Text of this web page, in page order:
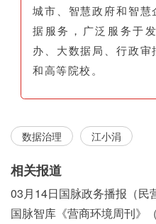
城市、智慧政府和智
据服务，广泛服务于
办、大数据局、行政
和高等院校。
数据治理 江小涓
相关报道